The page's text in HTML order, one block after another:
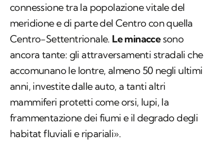
connessione tra la popolazione vitale del
meridione e di parte del Centro con quella
Centro-Settentrionale. Le minacce sono
ancora tante: gli attraversamenti stradali che
accomunano le lontre, almeno 50 negli ultimi
anni, investite dalle auto, a tanti altri
mammiferi protetti come orsi, lupi, la
frammentazione dei fiumi e il degrado degli
habitat fluviali e ripariali».